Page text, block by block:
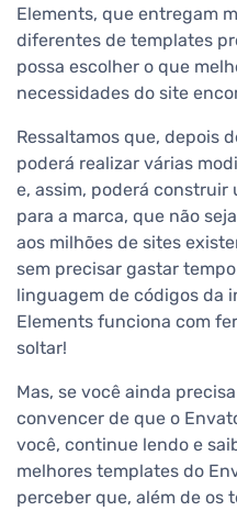
Elements, que entregam
diferentes de templates
possa escolher o que
necessidades do site
Ressaltamos que, depois
poderá realizar várias
e, assim, poderá
para a marca, que não
aos milhões de sites
sem precisar gastar
linguagem de códigos da
Elements funciona com
soltar!
Mas, se você ainda
convencer de que o
você, continue lendo e
melhores templates do
perceber que, além de os